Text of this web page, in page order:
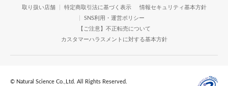
お買い物かごに
取り扱い店舗
特定商取引法に基づく表示
情報セキュリティ基本方針
SNS利用・運営ポリシー
【ご注意】不正転売について
カスタマーハラスメントに対する基本方針
© Natural Science Co.,Ltd. All Rights Reserved.